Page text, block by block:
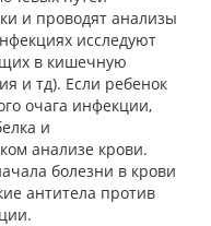
и проводят анализы
исследуют
в кишечную
и тд). Если ребенок
очага инфекции,
и
анализе крови.
болезни в крови
антитела против